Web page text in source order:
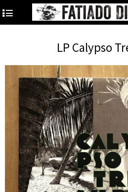
4
LP Calypso